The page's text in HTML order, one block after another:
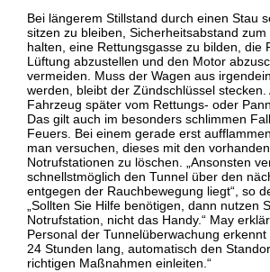
Bei längerem Stillstand durch einen Stau
sitzen zu bleiben, Sicherheitsabstand
halten, eine Rettungsgasse zu bilden, die
Lüftung abzustellen und den Motor
vermeiden. Muss der Wagen aus
werden, bleibt der Zündschlüssel
Fahrzeug später vom Rettungs- oder
Das gilt auch im besonders schlimmen
Feuers. Bei einem gerade erst
man versuchen, dieses mit den
Notrufstationen zu löschen. „Ansonsten
schnellstmöglich den Tunnel über den
entgegen der Rauchbewegung liegt“, so
„Sollten Sie Hilfe benötigen, dann nutzen
Notrufstation, nicht das Handy.“ May
Personal der Tunnelüberwachung
24 Stunden lang, automatisch den
richtigen Maßnahmen einleiten.“